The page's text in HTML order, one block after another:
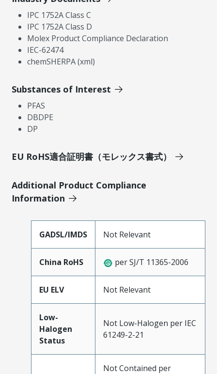
IPC 1752A Class C
IPC 1752A Class D
Molex Product Compliance Declaration
IEC-62474
chemSHERPA (xml)
Substances of Interest
PFAS
DBDPE
DP
EU RoHS適合証明書（モレックス書式）
Additional Product Compliance
Information
GADSL/IMDS Not Relevant
China RoHS per SJ/T 11365-2006
EU ELV Not Relevant
Low-
Halogen
Status
Not Low-Halogen per IEC
61249-2-21
Not Contained per